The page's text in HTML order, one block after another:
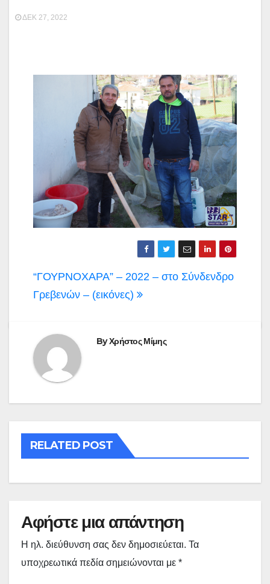
ΔΕΚ 27, 2022
Πλοήγηση
άρθρων
“ΓΟΥΡΝΟΧΑΡΑ” – 2022 – στο Σύνδενδρο
Γρεβενών – (εικόνες)
ByΧρήστος Μίμης
RELATED POST
Αφήστε μια απάντηση
Η ηλ. διεύθυνση σας δεν δημοσιεύεται. Τα
υποχρεωτικά πεδία σημειώνονται με *